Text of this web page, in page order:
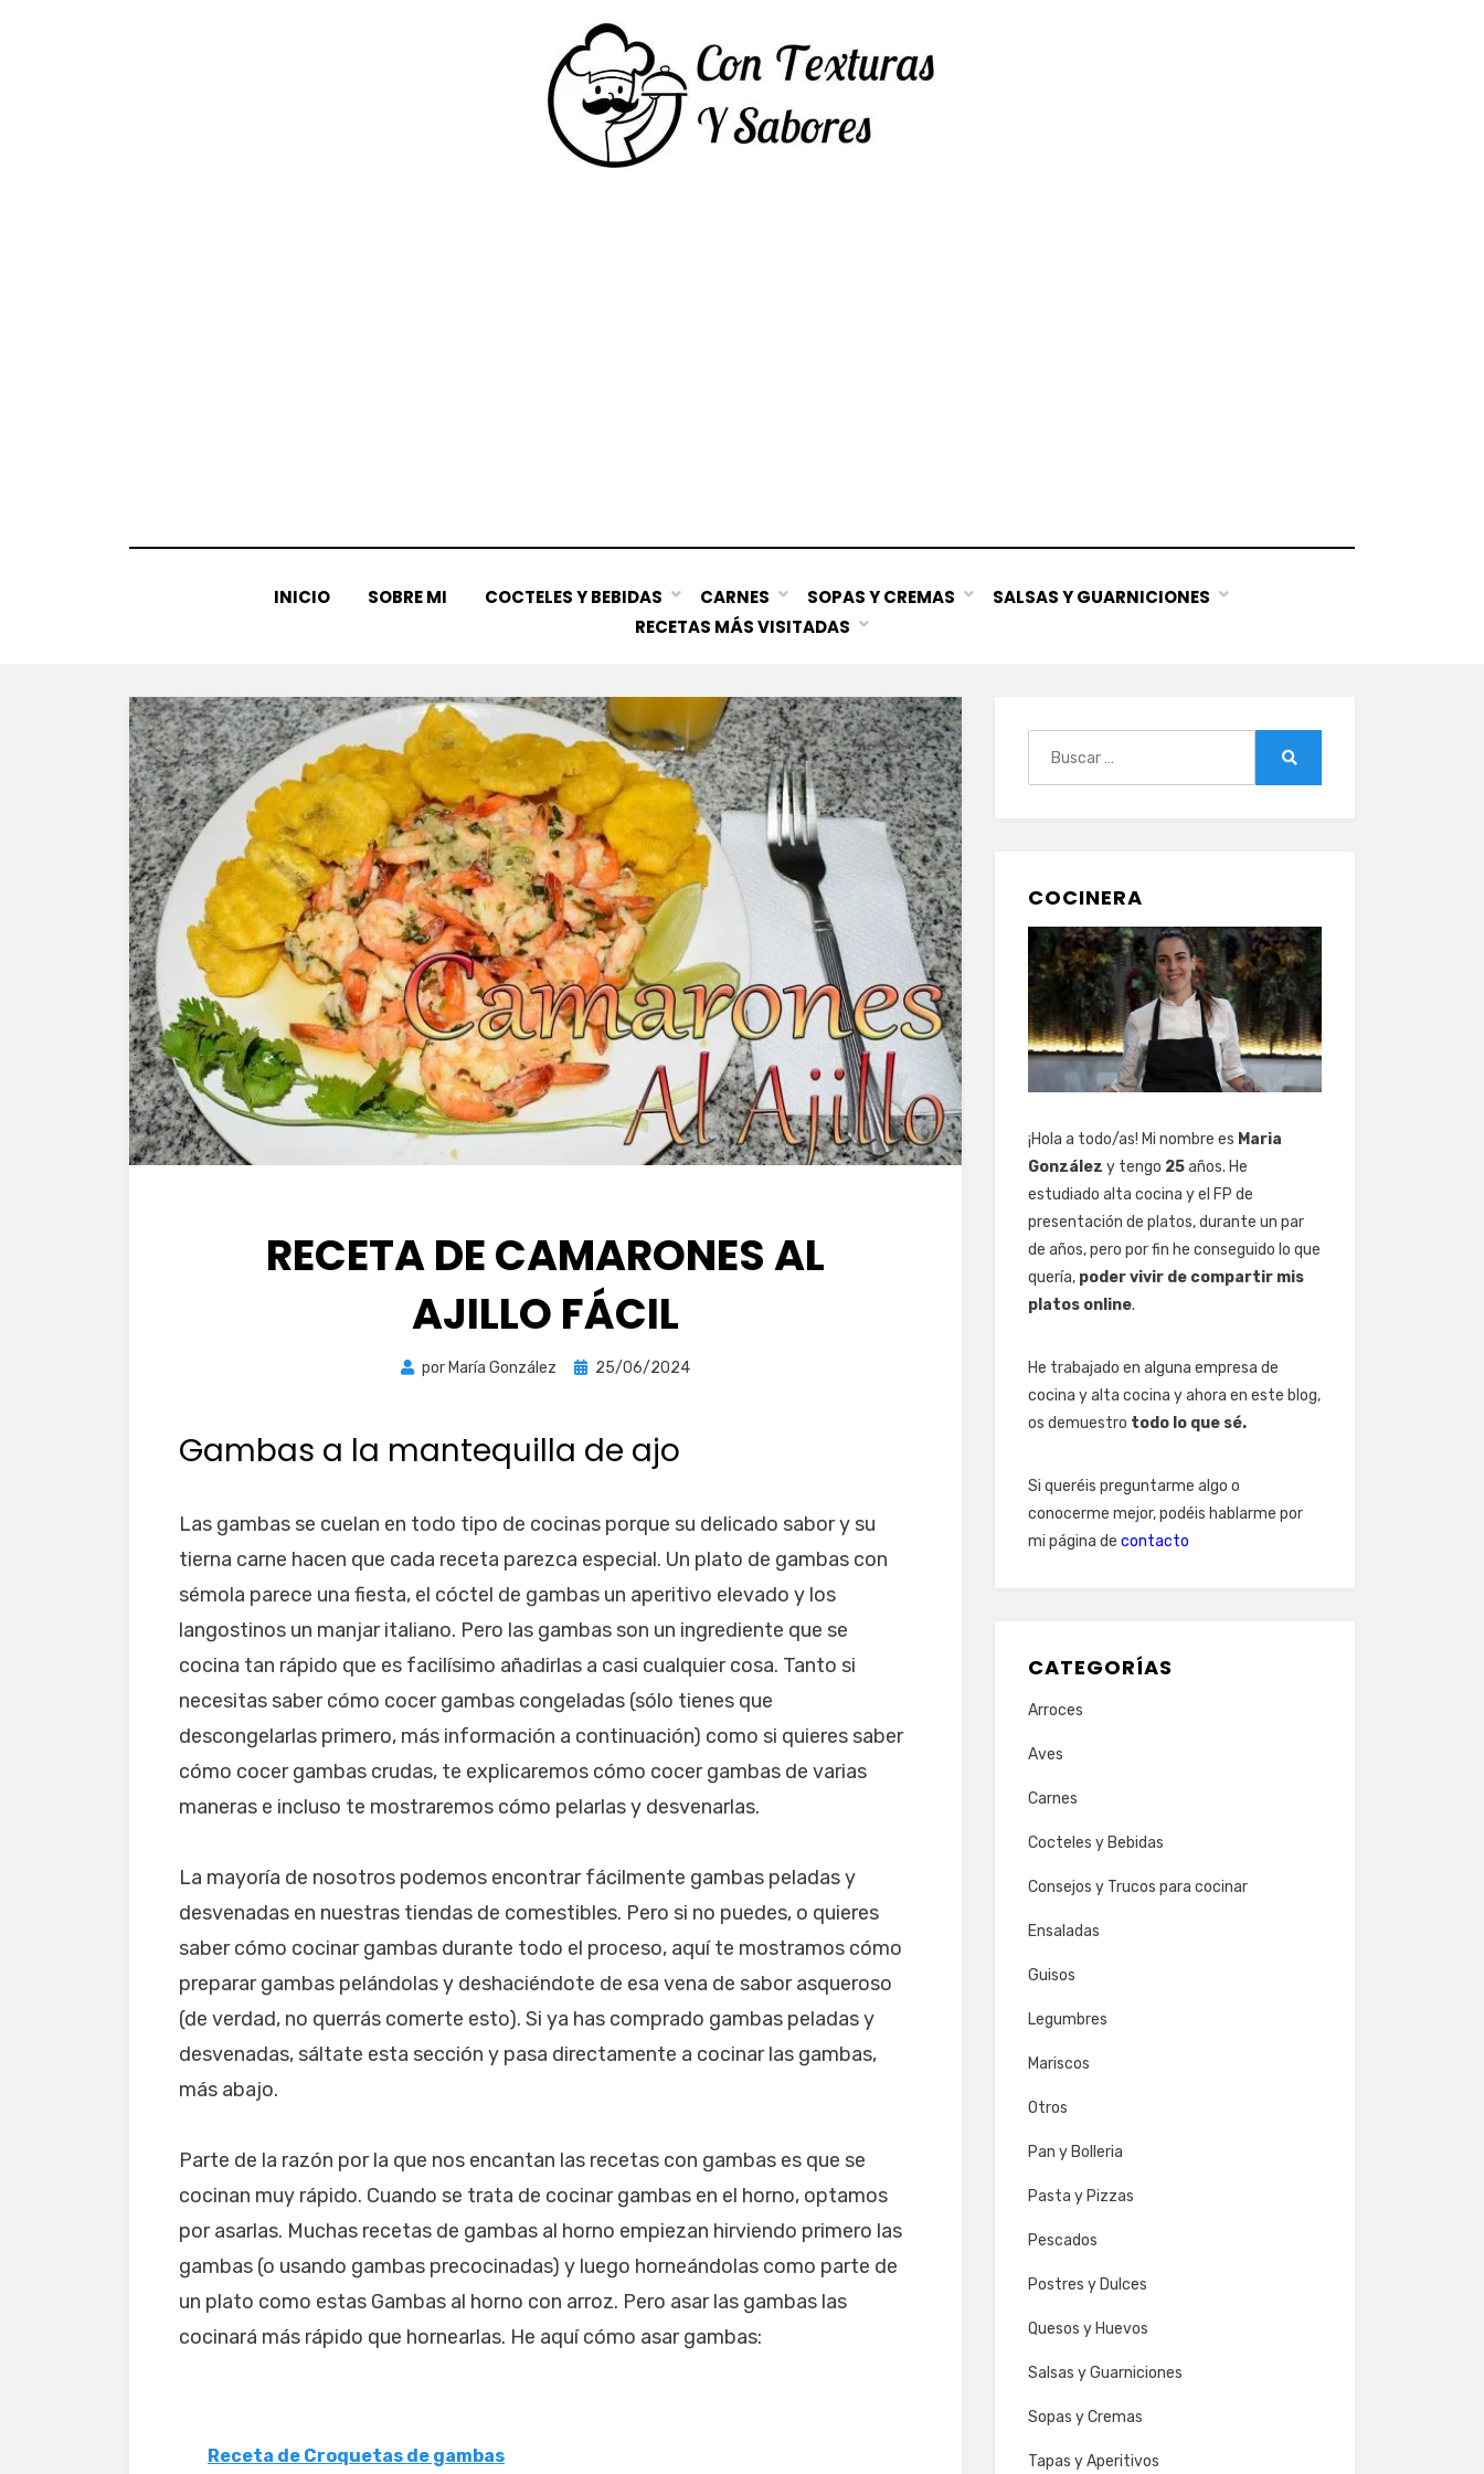
INICIO SOBRE MI COCTELES Y BEBIDAS CARNES SOPAS Y CREMAS
SALSAS Y GUARNICIONES
RECETAS MÁS VISITADAS
RECETA DE CAMARONES AL
AJILLO FÁCIL
por María González
Publicada
25/06/2024
Gambas a la mantequilla de ajo
Las gambas se cuelan en todo tipo de cocinas porque su delicado sabor y su
tierna carne hacen que cada receta parezca especial. Un plato de gambas con
sémola parece una fiesta, el cóctel de gambas un aperitivo elevado y los
langostinos un manjar italiano. Pero las gambas son un ingrediente que se
cocina tan rápido que es facilísimo añadirlas a casi cualquier cosa. Tanto si
necesitas saber cómo cocer gambas congeladas (sólo tienes que
descongelarlas primero, más información a continuación) como si quieres saber
cómo cocer gambas crudas, te explicaremos cómo cocer gambas de varias
maneras e incluso te mostraremos cómo pelarlas y desvenarlas.
La mayoría de nosotros podemos encontrar fácilmente gambas peladas y
desvenadas en nuestras tiendas de comestibles. Pero si no puedes, o quieres
saber cómo cocinar gambas durante todo el proceso, aquí te mostramos cómo
preparar gambas pelándolas y deshaciéndote de esa vena de sabor asqueroso
(de verdad, no querrás comerte esto). Si ya has comprado gambas peladas y
desvenadas, sáltate esta sección y pasa directamente a cocinar las gambas,
más abajo.
Parte de la razón por la que nos encantan las recetas con gambas es que se
cocinan muy rápido. Cuando se trata de cocinar gambas en el horno, optamos
por asarlas. Muchas recetas de gambas al horno empiezan hirviendo primero las
gambas (o usando gambas precocinadas) y luego horneándolas como parte de
un plato como estas Gambas al horno con arroz. Pero asar las gambas las
cocinará más rápido que hornearlas. He aquí cómo asar gambas:
Receta de Croquetas de gambas
COCINERA
¡Hola a todo/as! Mi nombre es Maria
González y tengo 25años. He
estudiado alta cocina y el FP de
presentación de platos, durante un par
de años, pero por fin he conseguido lo que
quería, poder vivir de compartir mis
platos online.
He trabajado en alguna empresa de
cocina y alta cocina y ahora en este blog,
os demuestro todo lo que sé.
Si queréis preguntarme algo o
conocerme mejor, podéis hablarme por
mi página de contacto
CATEGORÍAS
Arroces
Aves
Carnes
Cocteles y Bebidas
Consejos y Trucos para cocinar
Ensaladas
Guisos
Legumbres
Mariscos
Otros
Pan y Bolleria
Pasta y Pizzas
Pescados
Postres y Dulces
Quesos y Huevos
Salsas y Guarniciones
Sopas y Cremas
Tapas y Aperitivos